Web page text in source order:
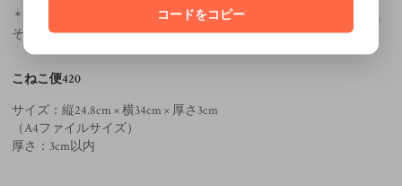
＊交通状況、天災等で地域により配送が遅れる場合がございます。
その際は納期を追って連絡致します。ご了承くださいませ。
こねこ便420
サイズ：縦24.8cm × 横34cm × 厚さ3cm
（A4ファイルサイズ）
厚さ：3cm以内
コードをコピー